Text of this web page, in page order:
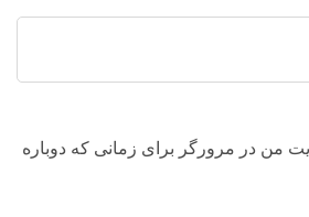
من در مرورگر برای زمانی که دوباره